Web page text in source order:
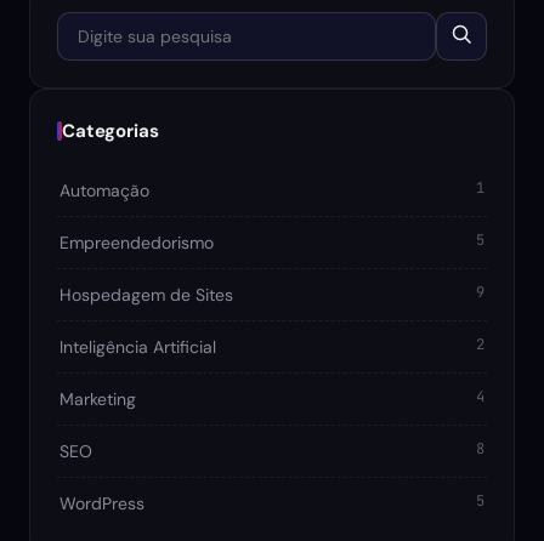
Digite sua pesquisa
Categorias
Automação 1
Empreendedorismo 5
Hospedagem de Sites 9
Inteligência Artificial 2
Marketing 4
SEO 8
WordPress 5